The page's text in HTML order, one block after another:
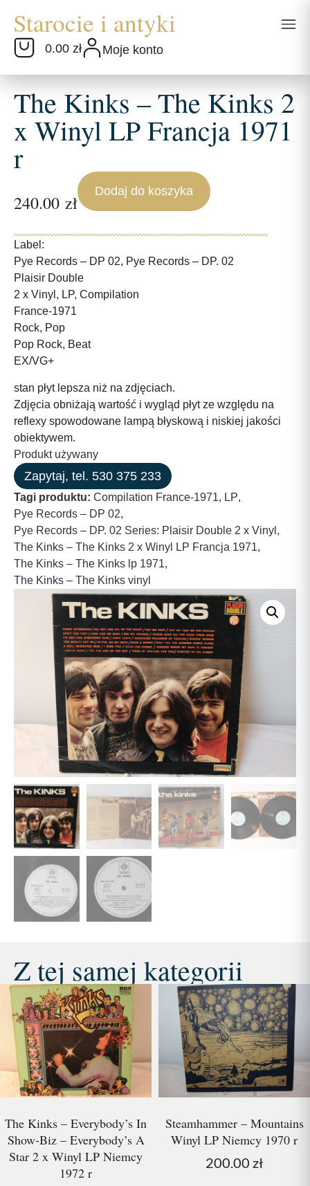
0.00 zł Moje konto
The Kinks – The Kinks 2
x Winyl LP Francja 1971
r
240.00 zł
Dodaj do koszyka
Label:
Pye Records – DP 02, Pye Records – DP. 02
Plaisir Double
2 x Vinyl, LP, Compilation
France-1971
Rock, Pop
Pop Rock, Beat
EX/VG+
stan płyt lepsza niż na zdjęciach.
Zdjęcia obniżają wartość i wygląd płyt ze względu na
reflexy spowodowane lampą błyskową i niskiej jakości
obiektywem.
Produkt używany
Zapytaj, tel. 530 375 233
Tagi produktu: Compilation France-1971, LP,
Pye Records – DP 02,
Pye Records – DP. 02 Series: Plaisir Double 2 x Vinyl ,
The Kinks – The Kinks 2 x Winyl LP Francja 1971,
The Kinks – The Kinks lp 1971,
The Kinks – The Kinks vinyl
Z tej samej kategorii
The Kinks – Everybody’s In
Show-Biz – Everybody’s A
Star 2 x Winyl LP Niemcy
1972 r
Steamhammer – Mountains
Winyl LP Niemcy 1970 r
200.00 zł